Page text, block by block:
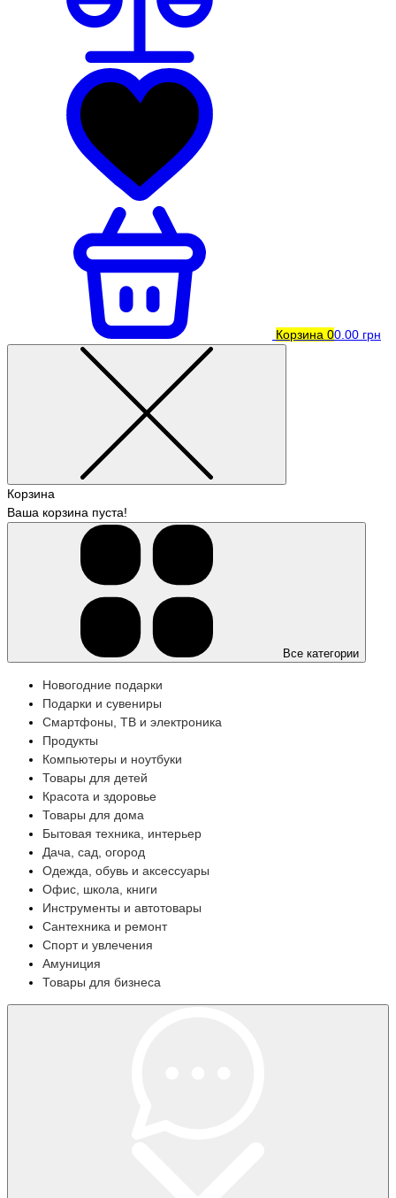
Корзина 00.00 грн
Корзина
Ваша корзина пуста!
Все категории
Новогодние подарки
Подарки и сувениры
Смартфоны, ТВ и электроника
Продукты
Компьютеры и ноутбуки
Товары для детей
Красота и здоровье
Товары для дома
Бытовая техника, интерьер
Дача, сад, огород
Одежда, обувь и аксессуары
Офис, школа, книги
Инструменты и автотовары
Сантехника и ремонт
Спорт и увлечения
Амуниция
Товары для бизнеса